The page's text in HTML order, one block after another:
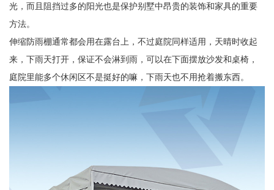
光，而且阻挡过多的阳光也是保护别墅中昂贵的装饰和家具的重要
方法。
伸缩防雨棚通常都会用在露台上，不过庭院同样适用，天晴时收起
来，下雨天打开，保证不会淋到雨，可以在下面摆放沙发和桌椅，
庭院里能多个休闲区不是挺好的嘛，下雨天也不用抢着搬东西。